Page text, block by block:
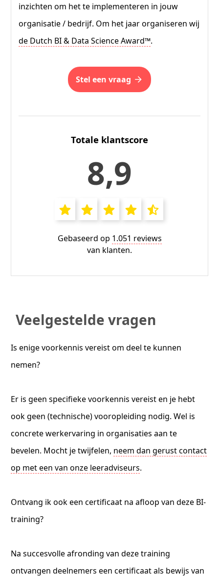
inzichten om het te implementeren in jouw
organisatie / bedrijf. Om het jaar organiseren wij
de Dutch BI & Data Science Award™.
stel een vraag
Totale klantscore
8,9
Gebaseerd op 1.051 reviews
van klanten.
Veelgestelde vragen
Is enige voorkennis vereist om deel te kunnen
nemen?
Er is geen specifieke voorkennis vereist en je hebt
ook geen (technische) vooropleiding nodig. Wel is
concrete werkervaring in organisaties aan te
bevelen. Mocht je twijfelen, neem dan gerust contact
op met een van onze leeradviseurs.
Ontvang ik ook een certificaat na afloop van deze BI-
training?
Na succesvolle afronding van deze training
ontvangen deelnemers een certificaat als bewijs van